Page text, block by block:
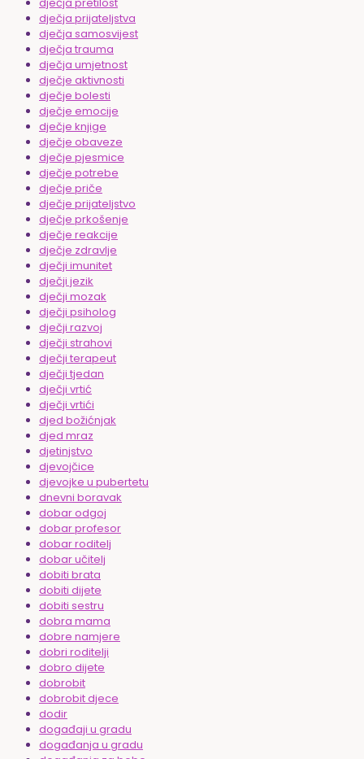
dječja prijateljstva
dječja samosvijest
dječja trauma
dječja umjetnost
dječje aktivnosti
dječje bolesti
dječje emocije
dječje knjige
dječje obaveze
dječje pjesmice
dječje potrebe
dječje priče
dječje prijateljstvo
dječje prkošenje
dječje reakcije
dječje zdravlje
dječji imunitet
dječji jezik
dječji mozak
dječji psiholog
dječji razvoj
dječji strahovi
dječji terapeut
dječji tjedan
dječji vrtić
dječji vrtići
djed božićnjak
djed mraz
djetinjstvo
djevojčice
djevojke u pubertetu
dnevni boravak
dobar odgoj
dobar profesor
dobar roditelj
dobar učitelj
dobiti brata
dobiti dijete
dobiti sestru
dobra mama
dobre namjere
dobri roditelji
dobro dijete
dobrobit
dobrobit djece
dodir
događaji u gradu
događanja u gradu